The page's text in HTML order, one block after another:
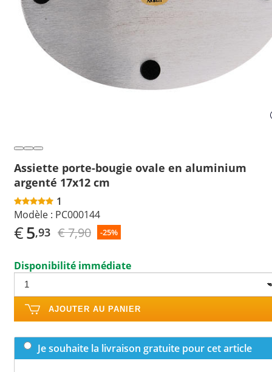
Assiette porte-bougie ovale en aluminium
argenté 17x12 cm
1
Modèle : PC000144
€5,93 € 7,90 -25%
Disponibilité immédiate
AJOUTER AU PANIER
Je souhaite la livraison gratuite pour cet article